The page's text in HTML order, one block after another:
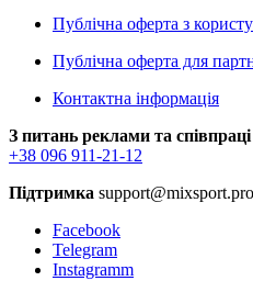
Публічна оферта з
Публічна оферта для
Контактна інформація
З питань реклами та співпраці
+38 096 911-21-12
Підтримка support@mixsport.pro
Facebook
Telegram
Instagramm